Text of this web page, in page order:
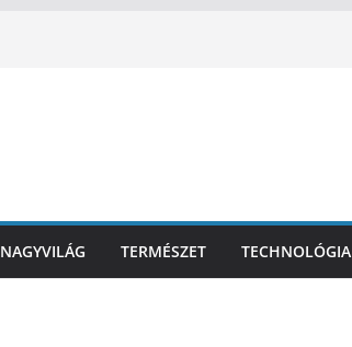
NAGYVILÁG TERMÉSZET TECHNOLÓGIA